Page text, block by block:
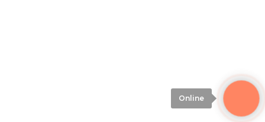
Online